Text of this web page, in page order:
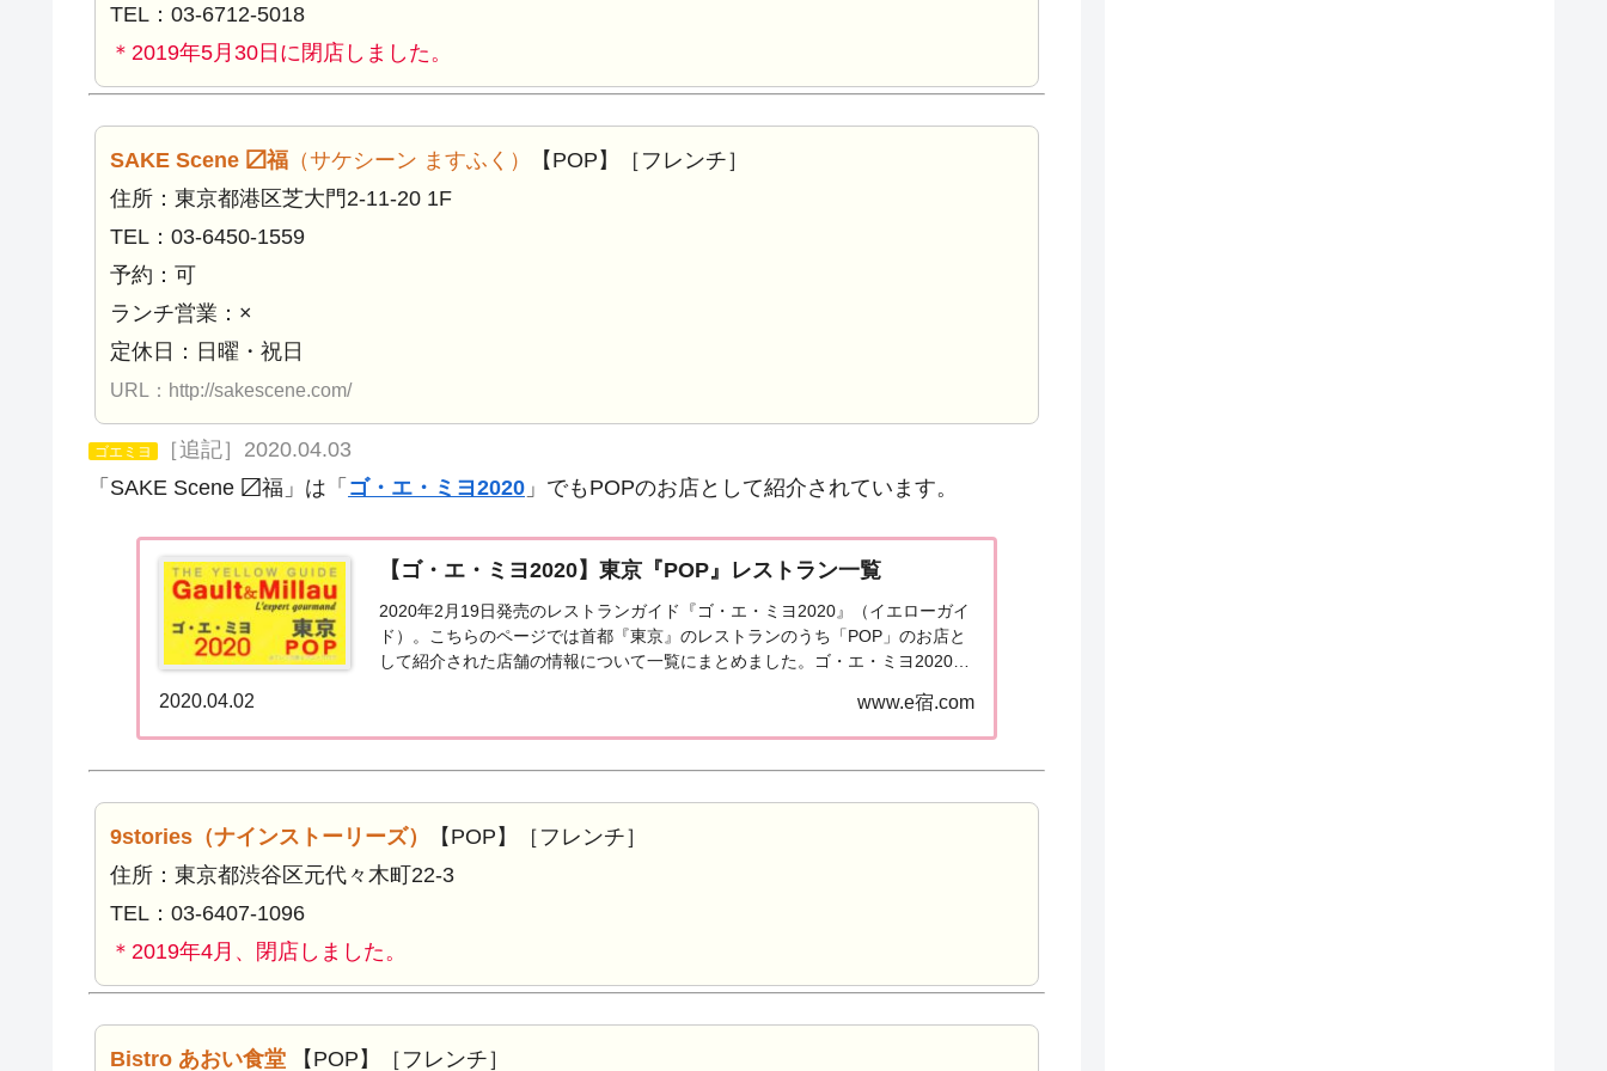
TEL：03-6712-5018
＊2019年5月30日に閉店しました。
SAKE Scene 〼福 （サケシーン ますふく）
【POP】［フレンチ］
住所：東京都港区芝大門2-11-20 1F
TEL：03-6450-1559
予約：可
ランチ営業：×
定休日：日曜・祝日
URL：http://sakescene.com/
ゴエミヨ
［追記］2020.04.03
「SAKE Scene 〼福」は「 ゴ・エ・ミヨ2020 」でもPOPのお店として紹介されています。
【ゴ・エ・ミヨ2020】東京『POP』レストラン一覧
2020年2月19日発売のレストランガイド『ゴ・エ・ミヨ2020』（イエローガイ
ド）。こちらのページでは首都『東京』のレストランのうち「POP」のお店と
して紹介された店舗の情報について一覧にまとめました。ゴ・エ・ミヨ2020東
www.e宿.com
2020.04.02
9stories（ナインストーリーズ）
【POP】［フレンチ］
住所：東京都渋谷区元代々木町22-3
TEL：03-6407-1096
＊2019年4月、閉店しました。
Bistro あおい食堂 【POP】［フレンチ］